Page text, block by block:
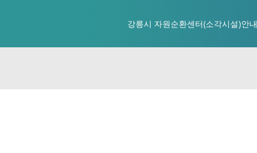
강릉시 자원순환센터(소각시설)안내